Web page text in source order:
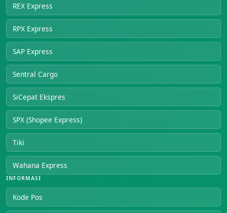
REX Express
RPX Express
SAP Express
Sentral Cargo
SiCepat Ekspres
SPX (Shopee Express)
Tiki
Wahana Express
INFORMASI
Kode Pos